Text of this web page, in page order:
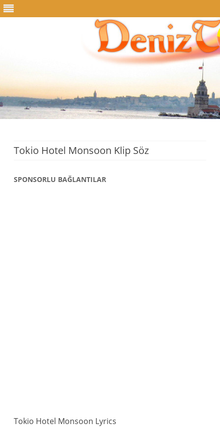
Tokio Hotel Monsoon Klip Söz
SPONSORLU BAĞLANTILAR
Tokio Hotel Monsoon Lyrics